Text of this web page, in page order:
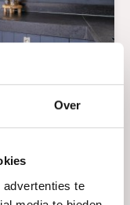
Over
te